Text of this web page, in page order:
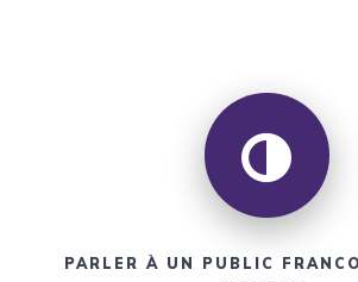
PARLER À UN PUBLIC